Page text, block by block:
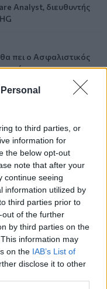
to third parties, or
information for
the below opt-out
note that after your
continue seeing
information utilized by
third parties prior to
of the further
by third parties on the
information may
on the IAB’s List of
disclose it to other
Analyst, διευθυντής
πει ο Ασφαλιστικός
υγείας;
240 εκατ. ευρώ
οδηγήσει σε
Γενική Κλινική